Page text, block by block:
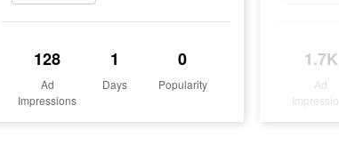
128
Ad
Impressions
1
Days
0
Popularity
1.7K
Ad